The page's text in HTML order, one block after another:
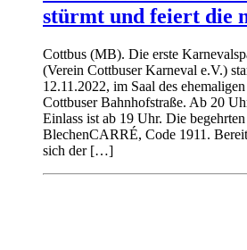
stürmt und feiert die
Cottbus (MB). Die erste
(Verein Cottbuser Karneval e.V.)
12.11.2022, im Saal des
Cottbuser Bahnhofstraße. Ab 20
Einlass ist ab 19 Uhr. Die
BlechenCARRÉ, Code 1911.
sich der […]